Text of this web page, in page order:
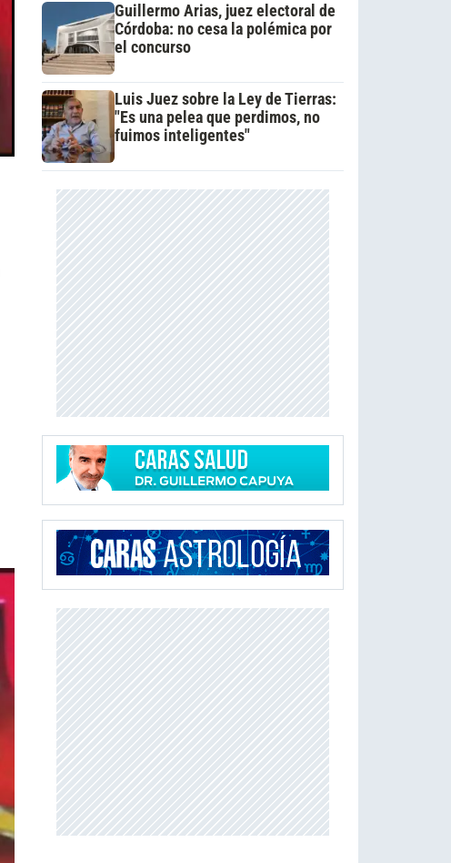
Guillermo Arias, juez electoral de
Córdoba: no cesa la polémica por
el concurso
Luis Juez sobre la Ley de Tierras:
"Es una pelea que perdimos, no
fuimos inteligentes"